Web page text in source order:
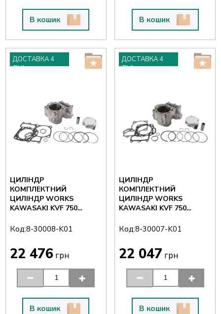
В кошик В кошик
ДОСТАВКА 4
ДНІ
ЦИЛІНДР
КОМПЛЕКТНИЙ
ЦИЛІНДР WORKS
KAWASAKI KVF 750
ЗАДНІЙ (85 ММ)
Код:8-30008-K01
22 476 грн
В кошик
ДОСТАВКА 4
ДНІ
ЦИЛІНДР
КОМПЛЕКТНИЙ
ЦИЛІНДР WORKS
KAWASAKI KVF 750
ПЕРЕДНІЙ (85 ММ)
Код:8-30007-K01
22 047 грн
В кошик